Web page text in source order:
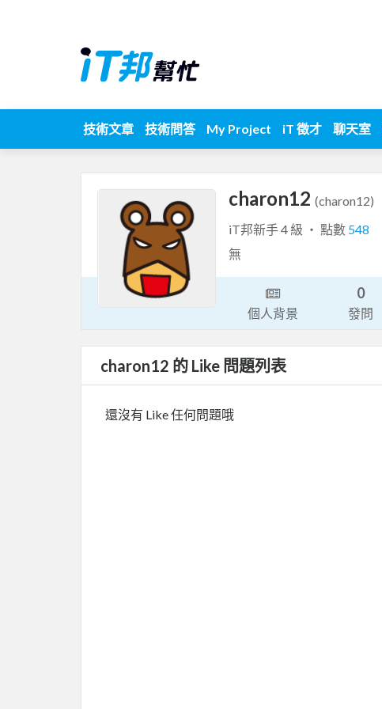
技術文章 技術問答 My Project iT 徵才 聊天室
charon12 (charon12)
iT邦新手 4 級 ‧ 點數 548
無
個人背景
0
發問
charon12 的 Like 問題列表
還沒有 Like 任何問題哦